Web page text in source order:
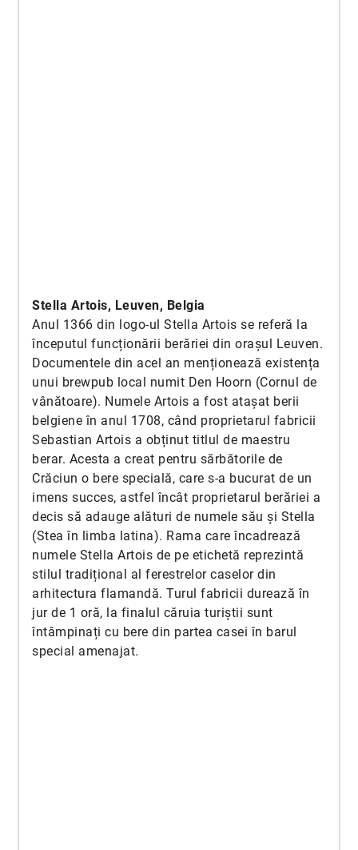
Stella Artois, Leuven, Belgia
Anul 1366 din logo-ul Stella Artois se referă la
începutul funcționării berăriei din orașul Leuven.
Documentele din acel an menționează existența
unui brewpub local numit Den Hoorn (Cornul de
vânătoare). Numele Artois a fost atașat berii
belgiene în anul 1708, când proprietarul fabricii
Sebastian Artois a obținut titlul de maestru
berar. Acesta a creat pentru sărbătorile de
Crăciun o bere specială, care s-a bucurat de un
imens succes, astfel încât proprietarul berăriei a
decis să adauge alături de numele său și Stella
(Stea în limba latina). Rama care încadrează
numele Stella Artois de pe etichetă reprezintă
stilul tradițional al ferestrelor caselor din
arhitectura flamandă. Turul fabricii durează în
jur de 1 oră, la finalul căruia turiștii sunt
întâmpinați cu bere din partea casei în barul
special amenajat.